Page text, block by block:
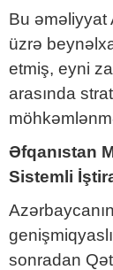
Bu əməliyyat
üzrə
etmiş, eyni
arasında
Əfqanıstan
Sistemli
sonradan